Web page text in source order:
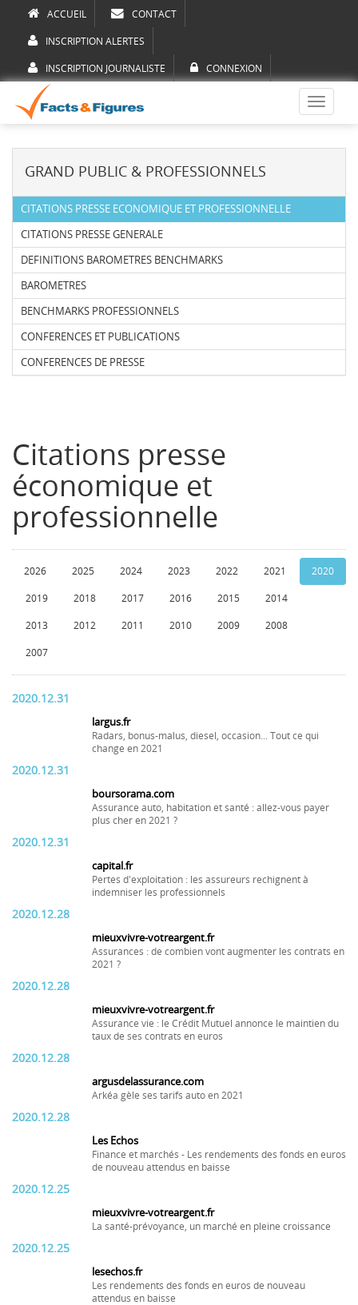
ACCUEIL CONTACT
INSCRIPTION ALERTES
INSCRIPTION JOURNALISTE CONNEXION
Toggle
GRAND PUBLIC & PROFESSIONNELS
CITATIONS PRESSE ECONOMIQUE ET PROFESSIONNELLE
CITATIONS PRESSE GENERALE
DEFINITIONS BAROMETRES BENCHMARKS
BAROMETRES
BENCHMARKS PROFESSIONNELS
CONFERENCES ET PUBLICATIONS
CONFERENCES DE PRESSE
Citations presse
économique et
professionnelle
2026 2025 2024 2023 2022 2021 2020
2019 2018 2017 2016 2015 2014
2013 2012 2011 2010 2009 2008
2007
2020.12.31
largus.fr
Radars, bonus-malus, diesel, occasion... Tout ce qui
change en 2021
2020.12.31
boursorama.com
Assurance auto, habitation et santé : allez-vous payer
plus cher en 2021 ?
2020.12.31
capital.fr
Pertes d'exploitation : les assureurs rechignent à
indemniser les professionnels
2020.12.28
mieuxvivre-votreargent.fr
Assurances : de combien vont augmenter les contrats en
2021 ?
2020.12.28
mieuxvivre-votreargent.fr
Assurance vie : le Crédit Mutuel annonce le maintien du
taux de ses contrats en euros
2020.12.28
argusdelassurance.com
Arkéa gèle ses tarifs auto en 2021
2020.12.28
Les Echos
Finance et marchés - Les rendements des fonds en euros
de nouveau attendus en baisse
2020.12.25
mieuxvivre-votreargent.fr
La santé-prévoyance, un marché en pleine croissance
2020.12.25
lesechos.fr
Les rendements des fonds en euros de nouveau
attendus en baisse